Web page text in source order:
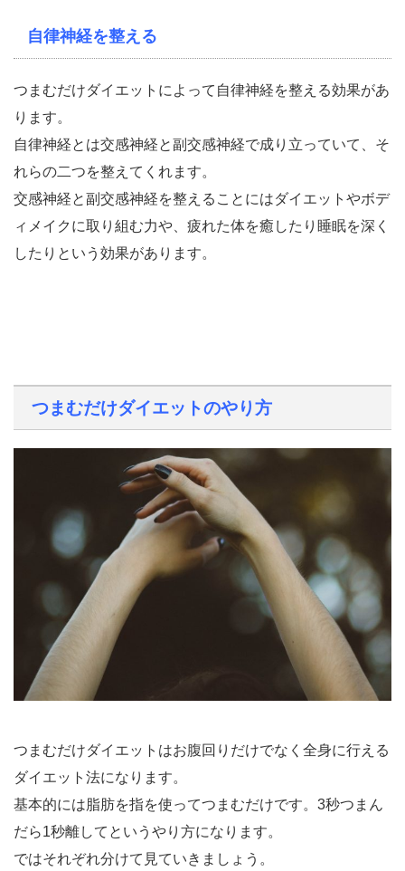
自律神経を整える
つまむだけダイエットによって自律神経を整える効果があ
ります。
自律神経とは交感神経と副交感神経で成り立っていて、そ
れらの二つを整えてくれます。
交感神経と副交感神経を整えることにはダイエットやボデ
ィメイクに取り組む力や、疲れた体を癒したり睡眠を深く
したりという効果があります。
つまむだけダイエットのやり方
つまむだけダイエットはお腹回りだけでなく全身に行える
ダイエット法になります。
基本的には脂肪を指を使ってつまむだけです。3秒つまん
だら1秒離してというやり方になります。
ではそれぞれ分けて見ていきましょう。